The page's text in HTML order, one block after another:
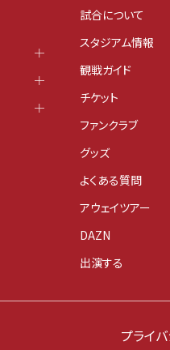
試合について
スタジアム情報
観戦ガイド
チケット
ファンクラブ
グッズ
よくある質問
アウェイツアー
DAZN
出演する
プライ